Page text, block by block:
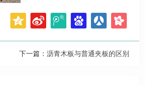
下一篇： 沥青木板与普通夹板的区别